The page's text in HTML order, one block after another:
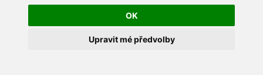
OK
Upravit mé předvolby